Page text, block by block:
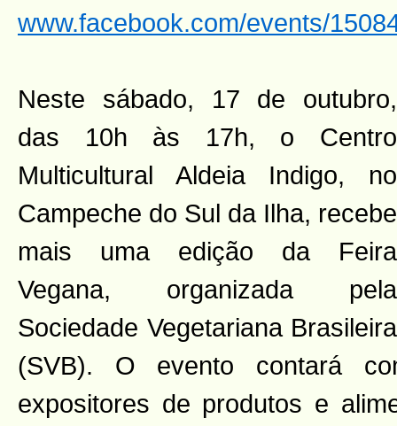
www.facebook.com/events/
Neste sábado, 17 de outubro,
das 10h às 17h, o Centro
Multicultural Aldeia Indigo, no
Campeche do Sul da Ilha, recebe
mais uma edição da Feira
Vegana, organizada pela
Sociedade Vegetariana Brasileira
(SVB). O evento contará
expositores de produtos e